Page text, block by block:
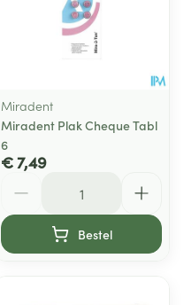
Miradent
Miradent Plak Cheque Tabl
6
€ 7,49
Bestel